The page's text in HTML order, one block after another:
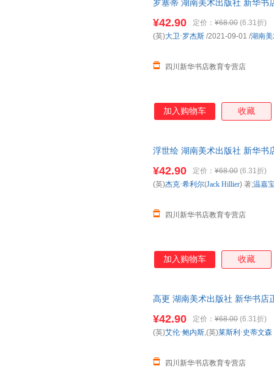
罗塞蒂 湖南美术出版社 新华书
¥42.90 定价： ¥68.00 (6.31折)
四川新华书店教育专营店
(英)大卫·罗杰斯 /2021-09-01 /湖南
加入购物车 收藏
浮世绘 湖南美术出版社 新华书
¥42.90 定价： ¥68.00 (6.31折)
四川新华书店教育专营店
(英)杰克·希利尔(Jack Hillier) 著;温嘉
加入购物车 收藏
高更 湖南美术出版社 新华书店
¥42.90 定价： ¥68.00 (6.31折)
四川新华书店教育专营店
(英)艾伦·鲍内斯,(英)莱斯利·史蒂文森